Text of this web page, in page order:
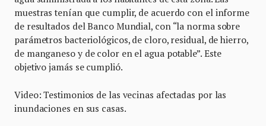
muestras tenían que cumplir, de acuerdo con el informe
de resultados del Banco Mundial, con “la norma sobre
parámetros bacteriológicos, de cloro, residual, de hierro,
de manganeso y de color en el agua potable”. Este
objetivo jamás se cumplió.
Video: Testimonios de las vecinas afectadas por las
inundaciones en sus casas.